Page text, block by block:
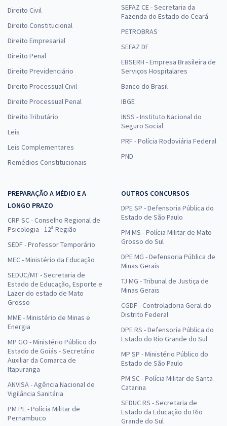
Direito Civil
Direito Constitucional
Direito Empresarial
Direito Penal
Direito Previdenciário
Direito Processual Civil
Direito Processual Penal
Direito Tributário
Leis
Leis Complementares
Remédios Constitucionais
SEFAZ CE - Secretaria da
Fazenda do Estado do Ceará
PETROBRAS
SEFAZ DF
EBSERH - Empresa Brasileira de
Serviços Hospitalares
Banco do Brasil
IBGE
INSS - Instituto Nacional do
Seguro Social
PRF - Polícia Rodoviária Federal
PND
PREPARAÇÃO A MÉDIO E A
LONGO PRAZO
CRP SC - Conselho Regional de
Psicologia - 12ª Região
SEDF - Professor Temporário
MEC - Ministério da Educação
SEDUC/MT - Secretaria de
Estado de Educação, Esporte e
Lazer do estado de Mato
Grosso
MME - Ministério de Minas e
Energia
MP GO - Ministério Público do
Estado de Goiás - Secretário
Auxiliar da Comarca de
Itapuranga
ANVISA - Agência Nacional de
Vigilância Sanitária
PM PE - Polícia Militar de
Pernambuco
OUTROS CONCURSOS
DPE SP - Defensoria Pública do
Estado de São Paulo
PM MS - Polícia Militar de Mato
Grosso do Sul
DPE MG - Defensoria Pública de
Minas Gerais
TJ MG - Tribunal de Justiça de
Minas Gerais
CGDF - Controladoria Geral do
Distrito Federal
DPE RS - Defensoria Pública do
Estado do Rio Grande do Sul
MP SP - Ministério Público do
Estado de São Paulo
PM SC - Polícia Militar de Santa
Catarina
SEDUC RS - Secretaria de
Estado da Educação do Rio
Grande do Sul